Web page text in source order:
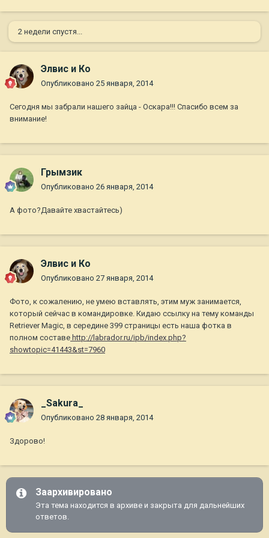
2 недели спустя...
Элвис и Ко
Опубликовано 25 января, 2014
Сегодня мы забрали нашего зайца - Оскара!!! Спасибо всем за
внимание!
Грымзик
Опубликовано 26 января, 2014
А фото?Давайте хвастайтесь)
Элвис и Ко
Опубликовано 27 января, 2014
Фото, к сожалению, не умею вставлять, этим муж занимается,
который сейчас в командировке. Кидаю ссылку на тему команды
Retriever Magic, в середине 399 страницы есть наша фотка в
полном составе http://labrador.ru/ipb/index.php?
showtopic=41443&st=7960
_Sakura_
Опубликовано 28 января, 2014
Здорово!
Заархивировано
Эта тема находится в архиве и закрыта для дальнейших
ответов.